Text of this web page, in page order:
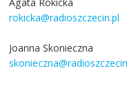
rokicka@radioszczecin.pl
Joanna Skonieczna